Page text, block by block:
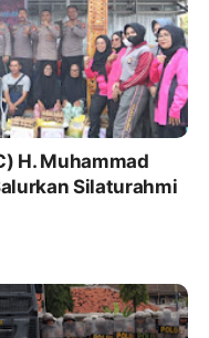
H. Muhammad
Silaturahmi